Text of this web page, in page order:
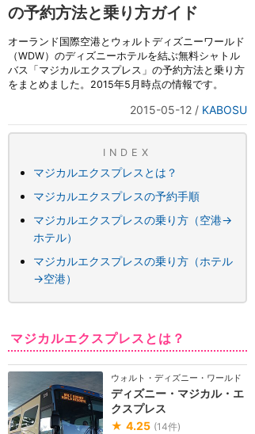
の予約方法と乗り方ガイド
オーランド国際空港とウォルトディズニーワールド
（WDW）のディズニーホテルを結ぶ無料シャトル
バス「マジカルエクスプレス」の予約方法と乗り方
をまとめました。2015年5月時点の情報です。
2015-05-12 / KABOSU
INDEX
マジカルエクスプレスとは？
マジカルエクスプレスの予約手順
マジカルエクスプレスの乗り方（空港→
ホテル）
マジカルエクスプレスの乗り方（ホテル
→空港）
マジカルエクスプレスとは？
ウォルト・ディズニー・ワールド（
ディズニー・マジカル・エ
クスプレス
★ 4.25 (14件)